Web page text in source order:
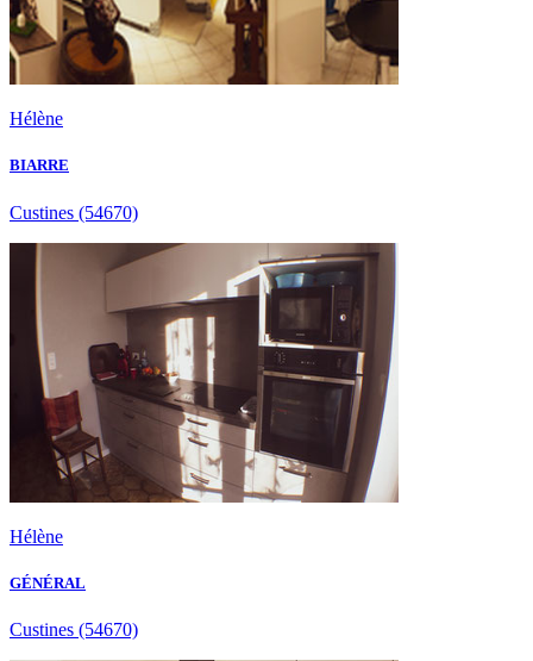
Hélène
BIARRE
Custines (54670)
Hélène
GÉNÉRAL
Custines (54670)